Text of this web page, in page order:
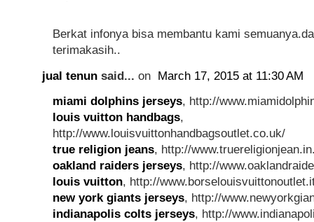
Berkat infonya bisa membantu kami
terimakasih..
jual tenun said... on March 17, 2015 at 11:30 AM
miami dolphins jerseys, http://
louis vuitton handbags,
http://www.louisvuittonhandbagsoutlet.co.uk/
true religion jeans, http://
oakland raiders jerseys, http://
louis vuitton, http://
new york giants jerseys, http://
indianapolis colts jerseys, http://